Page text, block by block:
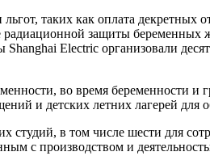
таких как оплата
защиты
Electric организовали
во время беременности
и детских летних лагерей для
студий, в том числе шести для
с производством и